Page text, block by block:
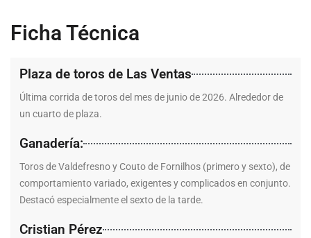
Ficha Técnica
Plaza de toros de Las Ventas
Última corrida de toros del mes de junio de 2026. Alrededor de
un cuarto de plaza.
Ganadería:
Toros de Valdefresno y Couto de Fornilhos (primero y sexto), de
comportamiento variado, exigentes y complicados en conjunto.
Destacó especialmente el sexto de la tarde.
Cristian Pérez